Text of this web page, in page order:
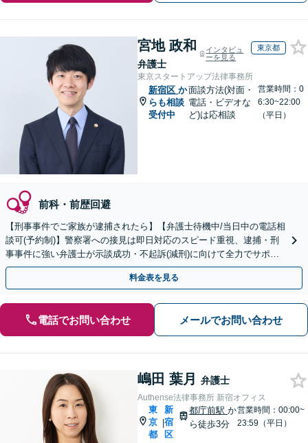
宮地 政和
弁護士
インタビュ
ーを見る
東京都
東京スタートアップ法律事務所
新宿区 か
らも相談
受付中
面談方法(対面・
電話・ビデオな
ど)は応相談
営業時間：0
6:30~22:00
（平日）
前科・前歴回避
【刑事事件でご家族が逮捕されたら】【弁護士待機中/当日中の電話相
談可(予約制)】警察署への接見は即日対応のスピード重視、逮捕・刑
事事件に強い弁護士が示談成功・不起訴(減刑)に向けて全力でサポー
トします。【加害者側の相談専門】
料金表を見る
電話でお問い合わせ メールでお問い合わせ
嶋田 葉月 弁護士
Authense法律事務所 新宿オフィス
東
京
都
|
新
宿
区
都庁前駅 か
ら徒歩3分
営業時間：00:00~
23:59（平日）